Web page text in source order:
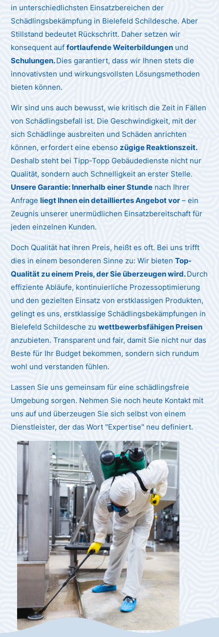
in unterschiedlichsten Einsatzbereichen der
Schädlingsbekämpfung in Bielefeld Schildesche. Aber
Stillstand bedeutet Rückschritt. Daher setzen wir
konsequent auffortlaufende Weiterbildungen und
Schulungen.Dies garantiert, dass wir Ihnen stets die
innovativsten und wirkungsvollsten Lösungsmethoden
bieten können.
Wir sind uns auch bewusst, wie kritisch die Zeit in Fällen
von Schädlingsbefall ist. Die Geschwindigkeit, mit der
sich Schädlinge ausbreiten und Schäden anrichten
können, erfordert eine ebensozügige Reaktionszeit.
Deshalb steht bei Tipp-Topp Gebäudedienste nicht nur
Qualität, sondern auch Schnelligkeit an erster Stelle.
Unsere Garantie: Innerhalb einer Stunde nach Ihrer
Anfrage liegt Ihnen ein detailliertes Angebot vor – ein
Zeugnis unserer unermüdlichen Einsatzbereitschaft für
jeden einzelnen Kunden.
Doch Qualität hat ihren Preis, heißt es oft. Bei uns trifft
dies in einem besonderen Sinne zu: Wir bietenTop-
Qualität zu einem Preis, der Sie überzeugen wird.Durch
effiziente Abläufe, kontinuierliche Prozessoptimierung
und den gezielten Einsatz von erstklassigen Produkten,
gelingt es uns, erstklassige Schädlingsbekämpfungen in
Bielefeld Schildesche zuwettbewerbsfähigen Preisen
anzubieten. Transparent und fair, damit Sie nicht nur das
Beste für Ihr Budget bekommen, sondern sich rundum
wohl und verstanden fühlen.
Lassen Sie uns gemeinsam für eine schädlingsfreie
Umgebung sorgen. Nehmen Sie noch heute Kontakt mit
uns auf und überzeugen Sie sich selbst von einem
Dienstleister, der das Wort "Expertise" neu definiert.